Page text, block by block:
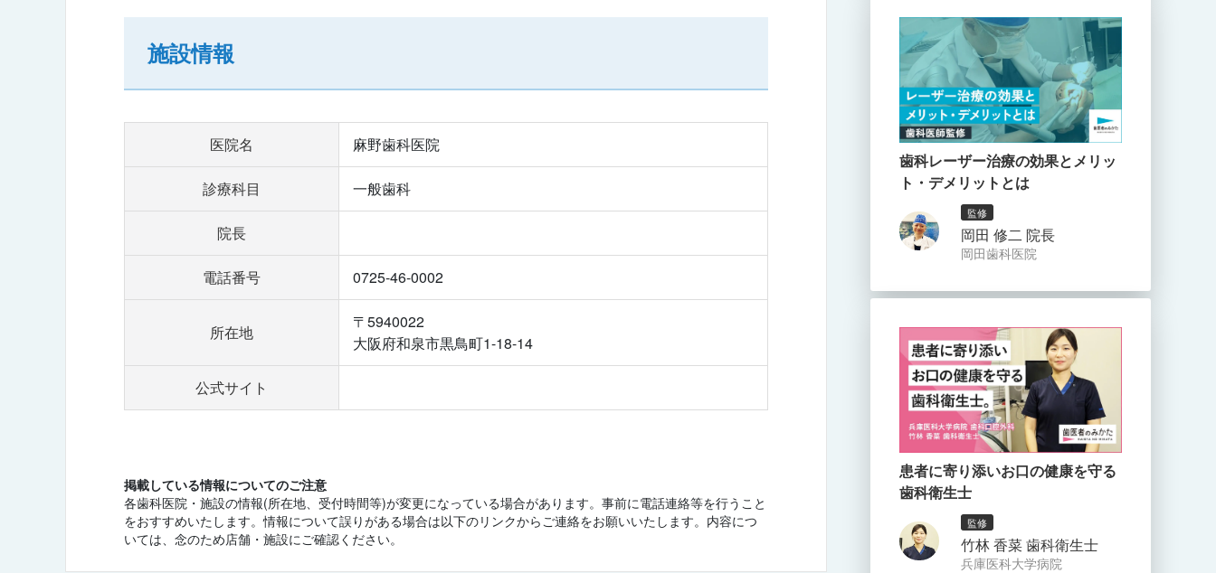
施設情報
医院名 麻野歯科医院
診療科目 一般歯科
院長
電話番号 0725-46-0002
所在地
〒5940022
大阪府和泉市黒鳥町1-18-14
公式サイト
掲載している情報についてのご注意
各歯科医院・施設の情報(所在地、受付時間等)が変更になっている場合があります。事前に電話連絡等を行うこと
をおすすめいたします。情報について誤りがある場合は以下のリンクからご連絡をお願いいたします。内容につ
いては、念のため店舗・施設にご確認ください。
歯科レーザー治療の効果とメリッ
ト・デメリットとは
監修
岡田 修二 院長
岡田歯科医院
患者に寄り添いお口の健康を守る
歯科衛生士
監修
竹林 香菜 歯科衛生士
兵庫医科大学病院